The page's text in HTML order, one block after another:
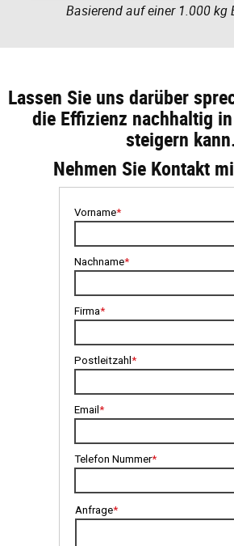
Basierend auf einer 1.000 kg
Lassen Sie uns darüber
die Effizienz nachhaltig
steigern
Nehmen Sie Kontakt